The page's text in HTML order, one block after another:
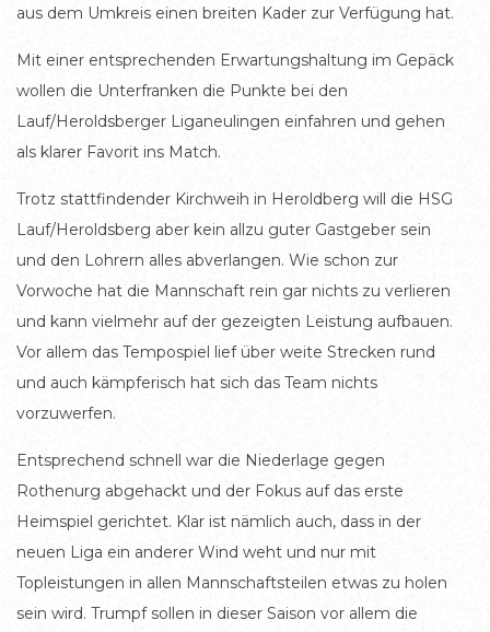
aus dem Umkreis einen breiten Kader zur Verfügung hat.
Mit einer entsprechenden Erwartungshaltung im Gepäck
wollen die Unterfranken die Punkte bei den
Lauf/Heroldsberger Liganeulingen einfahren und gehen
als klarer Favorit ins Match.
Trotz stattfindender Kirchweih in Heroldberg will die HSG
Lauf/Heroldsberg aber kein allzu guter Gastgeber sein
und den Lohrern alles abverlangen. Wie schon zur
Vorwoche hat die Mannschaft rein gar nichts zu verlieren
und kann vielmehr auf der gezeigten Leistung aufbauen.
Vor allem das Tempospiel lief über weite Strecken rund
und auch kämpferisch hat sich das Team nichts
vorzuwerfen.
Entsprechend schnell war die Niederlage gegen
Rothenurg abgehackt und der Fokus auf das erste
Heimspiel gerichtet. Klar ist nämlich auch, dass in der
neuen Liga ein anderer Wind weht und nur mit
Topleistungen in allen Mannschaftsteilen etwas zu holen
sein wird. Trumpf sollen in dieser Saison vor allem die